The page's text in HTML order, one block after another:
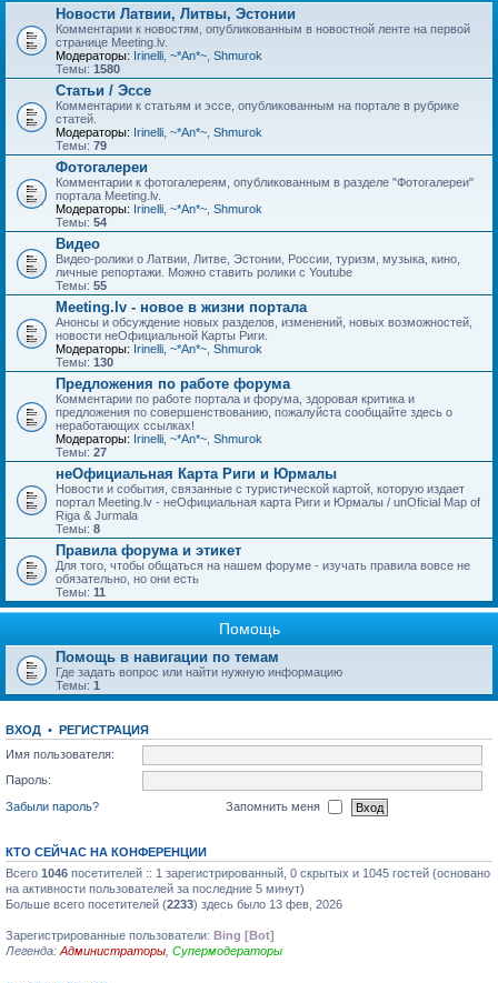
Новости Латвии, Литвы, Эстонии
Комментарии к новостям, опубликованным в новостной ленте на первой
странице Meeting.lv.
Модераторы: Irinelli ~*An*~ Shmurok
Темы: 1580
Статьи / Эссе
Комментарии к статьям и эссе, опубликованным на портале в рубрике
статей.
Модераторы: Irinelli ~*An*~ Shmurok
Темы: 79
Фотогалереи
Комментарии к фотогалереям, опубликованным в разделе "Фотогалереи"
портала Meeting.lv.
Модераторы: Irinelli ~*An*~ Shmurok
Темы: 54
Видео
Видео-ролики о Латвии, Литве, Эстонии, России, туризм, музыка, кино,
личные репортажи. Можно ставить ролики с Youtube
Темы: 55
Meeting.lv - новое в жизни портала
Анонсы и обсуждение новых разделов, изменений, новых возможностей,
новости неОфициальной Карты Риги.
Модераторы: Irinelli ~*An*~ Shmurok
Темы: 130
Предложения по работе форума
Комментарии по работе портала и форума, здоровая критика и
предложения по совершенствованию, пожалуйста сообщайте здесь о
неработающих ссылках!
Модераторы: Irinelli ~*An*~ Shmurok
Темы: 27
неОфициальная Карта Риги и Юрмалы
Новости и события, связанные с туристической картой, которую издает
портал Meeting.lv - неОфициальная карта Риги и Юрмалы / unOficial Map of
Riga & Jurmala
Темы: 8
Правила форума и этикет
Для того, чтобы общаться на нашем форуме - изучать правила вовсе не
обязательно, но они есть
Темы: 11
Помощь
Помощь в навигации по темам
Где задать вопрос или найти нужную информацию
Темы: 1
ВХОД •
РЕГИСТРАЦИЯ
Имя пользователя:
Пароль:
Забыли пароль?
Запомнить меня
КТО СЕЙЧАС НА КОНФЕРЕНЦИИ
Всего 1046 посетителей :: 1 зарегистрированный, 0 скрытых и 1045 гостей (основано
на активности пользователей за последние 5 минут)
Больше всего посетителей (2233) здесь было 13 фев, 2026
Зарегистрированные пользователи: Bing [Bot]
Легенда: Администраторы Супермодераторы